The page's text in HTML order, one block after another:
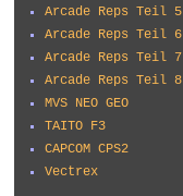
Arcade Reps Teil 5
Arcade Reps Teil 6
Arcade Reps Teil 7
Arcade Reps Teil 8
MVS NEO GEO
TAITO F3
CAPCOM CPS2
Vectrex